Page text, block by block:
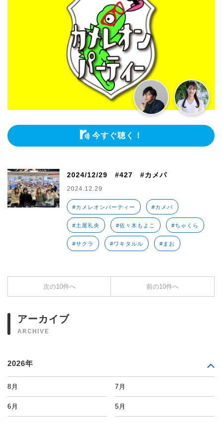
今すぐ聴く！
2024/12/29 #427 #カメパ
2024.12.29
#カメレオンパーティー #カメパ
#土屋礼央 #佐々木もよこ #ちゃくら
#サクラ #ワキタルル #まお
次の10件へ 前の10件へ
アーカイブ
ARCHIVE
2026年
8月 7月
6月 5月